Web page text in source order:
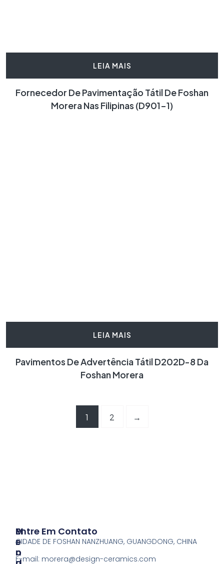
LEIA MAIS
Fornecedor De Pavimentação Tátil De Foshan
Morera Nas Filipinas (D901-1)
LEIA MAIS
Pavimentos De Advertência Tátil D202D-8 Da
Foshan Morera
1 2 →
P
R
O
M
E
N
Entre Em Contato
CIDADE DE FOSHAN NANZHUANG, GUANGDONG, CHINA
E-mail: morera@design-ceramics.com